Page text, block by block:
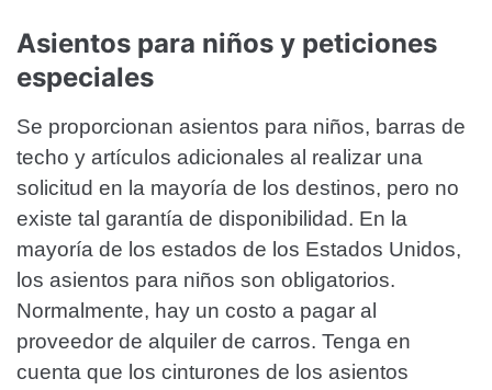
Asientos para niños y peticiones
especiales
Se proporcionan asientos para niños, barras de
techo y artículos adicionales al realizar una
solicitud en la mayoría de los destinos, pero no
existe tal garantía de disponibilidad. En la
mayoría de los estados de los Estados Unidos,
los asientos para niños son obligatorios.
Normalmente, hay un costo a pagar al
proveedor de alquiler de carros. Tenga en
cuenta que los cinturones de los asientos